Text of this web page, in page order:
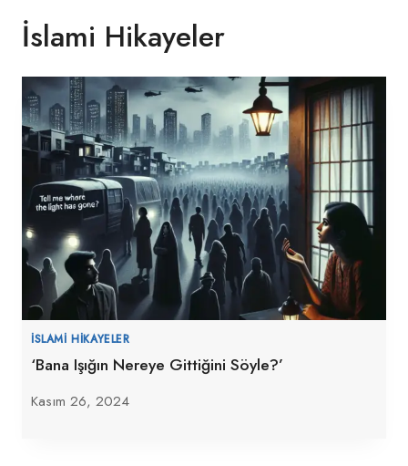
İslami Hikayeler
İSLAMI HIKAYELER
‘Bana Işığın Nereye Gittiğini Söyle?’
Kasım 26, 2024